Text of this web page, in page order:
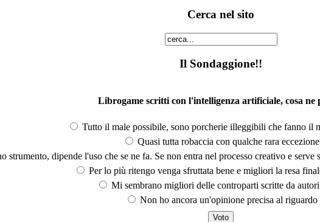
Cerca nel sito
Il Sondaggione!!
Librogame scritti con l'intelligenza artificiale, cosa ne
Tutto il male possibile, sono porcherie illeggibili che fanno il
Quasi tutta robaccia con qualche rara eccezione
strumento, dipende l'uso che se ne fa. Se non entra nel processo creativo e
Per lo più ritengo venga sfruttata bene e migliori la resa
Mi sembrano migliori delle controparti scritte da
Non ho ancora un'opinione precisa al riguardo